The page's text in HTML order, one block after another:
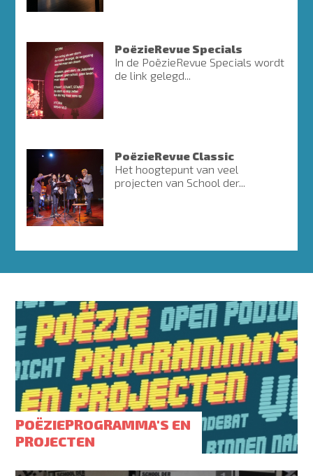
PoëzieRevue Specials
In de PoëzieRevue Specials wordt
de link gelegd...
PoëzieRevue Classic
Het hoogtepunt van veel
projecten van School der...
POËZIEPROGRAMMA'S EN
PROJECTEN